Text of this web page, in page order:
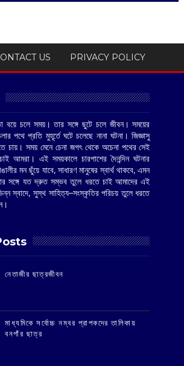
US PRIVACY POLICY
বয়ে চলে সময়। তার সঙ্গে ছুটে চলে জীবন। সময়ের
পথে প্রতি মুহূর্তে ঘটে চলেছে নানা ঘটনা। জিজ্ঞাসু
চায়। সময় মেনে চেনা জগৎ থেকে অচেনা পথের সেই
আমরা। এই সময়কালে চারপাশের দৈনন্দিন ঘটনার
মন ছুঁয়ে যাবে, সাধারণ মানুষের স্বার্থ থাকবে, এমন
সঙ্গে যত দ্রুত সম্ভব তুলে ধরতে চাই আমাদের এই
স্বাদে, সুস্থ সাহিত্য–সংস্কৃতির পরিচয় তুলে ধরতে
‌নেতাজীর ছাত্রজীবন
মাধ্যমিকে সর্বোচ্চ নম্বর প্রাপকদের তালিকায়
বনগাঁর ছাত্র